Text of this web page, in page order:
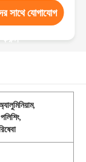
সাথে যোগাযোগ
করুন
,
,